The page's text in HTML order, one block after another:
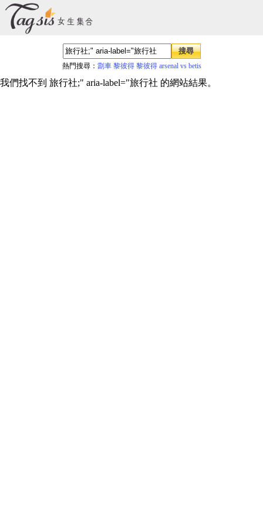
熱門搜尋： 劏車 黎彼得 黎彼得 arsenal vs betis
我們找不到 旅行社;" aria-label="旅行社 的網站結果。